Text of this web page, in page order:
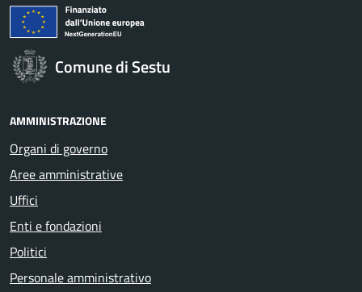
Comune di Sestu
AMMINISTRAZIONE
Organi di governo
Aree amministrative
Uffici
Enti e fondazioni
Politici
Personale amministrativo